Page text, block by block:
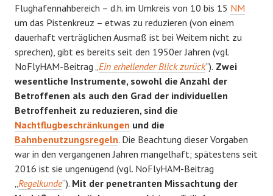
Flughafennahbereich – d.h. im Umkreis von 10 bis 15 NM
um das Pistenkreuz – etwas zu reduzieren (von einem
dauerhaft verträglichen Ausmaß ist bei Weitem nicht zu
sprechen), gibt es bereits seit den 1950er Jahren (vgl.
NoFlyHAM-Beitrag „Ein erhellender Blick zurück“). Zwei
wesentliche Instrumente, sowohl die Anzahl der
Betroffenen als auch den Grad der individuellen
Betroffenheit zu reduzieren, sind die
Nachtflugbeschränkungen und die
Bahnbenutzungsregeln. Die Beachtung dieser Vorgaben
war in den vergangenen Jahren mangelhaft; spätestens seit
2016 ist sie ungenügend (vgl. NoFlyHAM-Beitrag
„Regelkunde“). Mit der penetranten Missachtung der